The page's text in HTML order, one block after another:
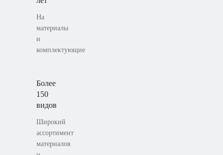
На
материалы
и
комплектующие
Более
150
видов
Широкий
ассортимент
материалов